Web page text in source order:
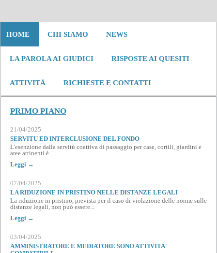
HOME CHI SIAMO NEWS
LA PAROLA AI GIUDICI RISPOSTE AI QUESITI
ATTIVITÀ RICHIESTE E CONTATTI
PRIMO PIANO
21/04/2025
SERVITU ED INTERCLUSIONE DEL FONDO
L'esenzione dalla servitù coattiva di passaggio per case, cortili, giardini e
aree attinenti è...
Leggi →
07/04/2025
LA RIDUZIONE IN PRISTINO NELLE DISTANZE LEGALI
La riduzione in pristino, prevista per il caso di violazione delle norme sulle
distanze legali, non può essere...
Leggi →
03/04/2025
AMMINISTRATORE E MEDIATORE SONO ATTIVITA'